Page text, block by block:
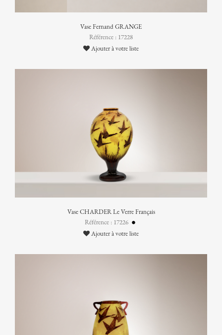
Vase Fernand GRANGE
Référence : 17228
Ajouter à votre liste
Vase CHARDER Le Verre Français
Référence : 17226
Ajouter à votre liste